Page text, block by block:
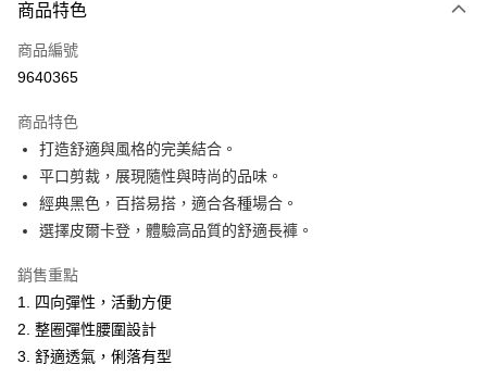
信用卡一次付款
超商取貨付款
Apple Pay
悠遊付
Google Pay
ATM付款
全家取貨付款
商品特色
商品編號
9640365
商品特色
打造舒適與風格的完美結合。
平口剪裁，展現隨性與時尚的品味。
經典黑色，百搭易搭，適合各種場合。
選擇皮爾卡登，體驗高品質的舒適長褲。
銷售重點
1. 四向彈性，活動方便
2. 整圈彈性腰圍設計
3. 舒適透氣，俐落有型